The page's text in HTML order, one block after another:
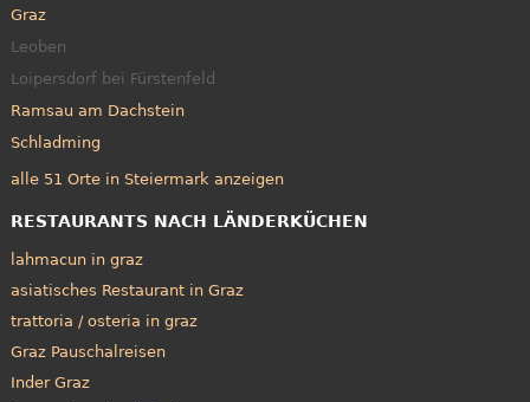
Graz
Leoben
Loipersdorf bei Fürstenfeld
Ramsau am Dachstein
Schladming
alle 51 Orte in Steiermark anzeigen
RESTAURANTS NACH LÄNDERKÜCHEN
lahmacun in graz
asiatisches Restaurant in Graz
trattoria / osteria in graz
Graz Pauschalreisen
Inder Graz